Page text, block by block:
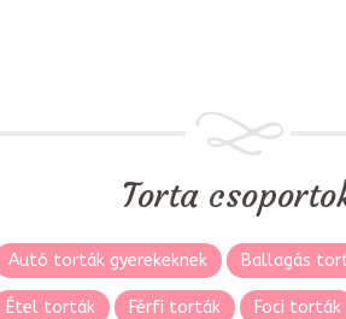
Torta
Autó torták gyerekeknek Ballagás
Étel torták Férfi torták Foci torták